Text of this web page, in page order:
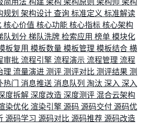
规划 架构设计 查询 标准定义 标准解读
核心价值 核心功能 核心指标 核心架构
队划分 梯队洗牌 检索应用 榜单 模块化
板复用 模板数量 模板管理 模板结合 横
审批 流程引擎 流程演示 流程管理 流程
理 流量演进 测评 测评对比 测评结果 测
热门 消息推送 消息队列 淘汰 深入 深入
度拆解 深度改造 深度测评 混合云架构
染优化 渲染引擎 源码 源码交付 源码优
源码学习 源码对比 源码推荐 源码改造